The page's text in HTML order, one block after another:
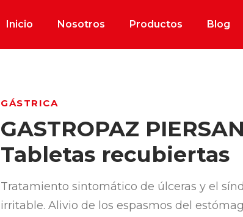
Inicio Nosotros Productos Blog
GÁSTRICA
GASTROPAZ PIERSAN
Tabletas recubiertas
Tratamiento sintomático de úlceras y el
irritable. Alivio de los espasmos del